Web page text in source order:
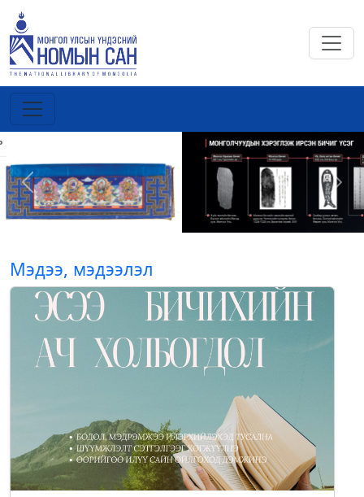
Previous Next
Мэдээ, мэдээлэл